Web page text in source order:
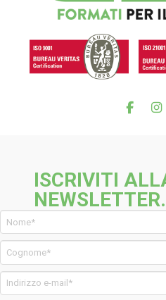
ISCRIVITI
NEWSLETTER.